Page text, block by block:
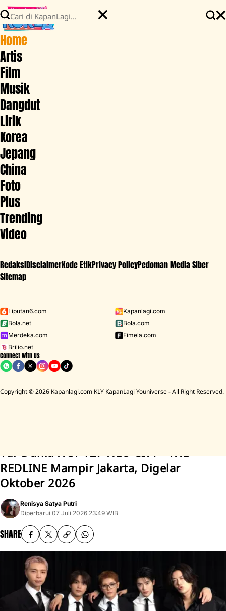
Iklan - Scroll ke bawah untuk melanjutkan
Home
Artis
Film
Musik
Dangdut
Lirik
Korea
Jepang
China
Foto
Plus
Trending
Video
RedaksiDisclaimerKode EtikPrivacy PolicyPedoman Media Siber
Sitemap
Liputan6.com
Kapanlagi.com
Bola.net
Bola.com
Merdeka.com
Fimela.com
Brilio.net
Connect with Us
Copyright © 2026 Kapanlagi.com KLY KapanLagi Youniverse - All Right Reserved.
D ACADEMY 8 Raisa
BREAKING
NEWS
Mendiang Diding Boneng Ambruk Rata Dengan Tanah Cerita
Tur Dunia NCT 127 NEO CITY - THE
REDLINE Mampir Jakarta, Digelar
Oktober 2026
Renisya Satya Putri
Diperbarui 07 Juli 2026 23:49 WIB
SHARE